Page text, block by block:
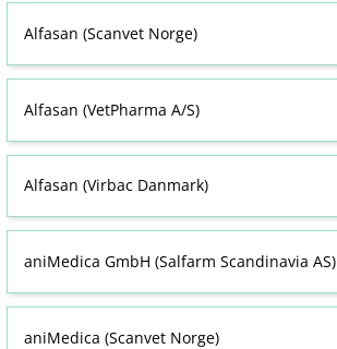
Alfasan (Scanvet Norge)
Alfasan (VetPharma A​/​S)
Alfasan (Virbac Danmark)
aniMedica GmbH (Salfarm Scandinavia AS)
aniMedica (Scanvet Norge)